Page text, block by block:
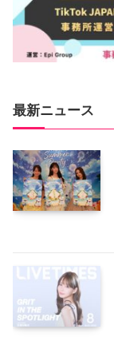
最新ニュース